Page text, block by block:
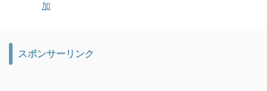
加
スポンサーリンク